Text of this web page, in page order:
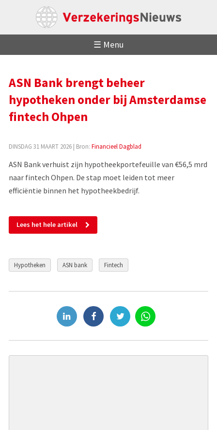
☰ Menu
ASN Bank brengt beheer
hypotheken onder bij Amsterdamse
fintech Ohpen
DINSDAG 31 MAART 2026| Bron: Financieel Dagblad
ASN Bank verhuist zijn hypotheekportefeuille van €56,5 mrd
naar fintech Ohpen. De stap moet leiden tot meer
efficiëntie binnen het hypotheekbedrijf.
Lees het hele artikel
Hypotheken ASN bank Fintech